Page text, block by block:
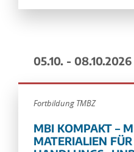
05.10. - 08.10.2026
Fortbildung TMBZ
MBI KOMPAKT –
MATERIALIEN